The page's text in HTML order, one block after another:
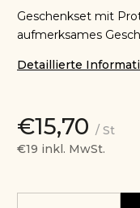
Geschenkset mit
aufmerksames
Detaillierte
€15,70 / St
€19 inkl. MwSt.